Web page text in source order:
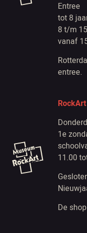
Entree
tot 8
8 t/m
vanaf
entree.
1e
11.00
De